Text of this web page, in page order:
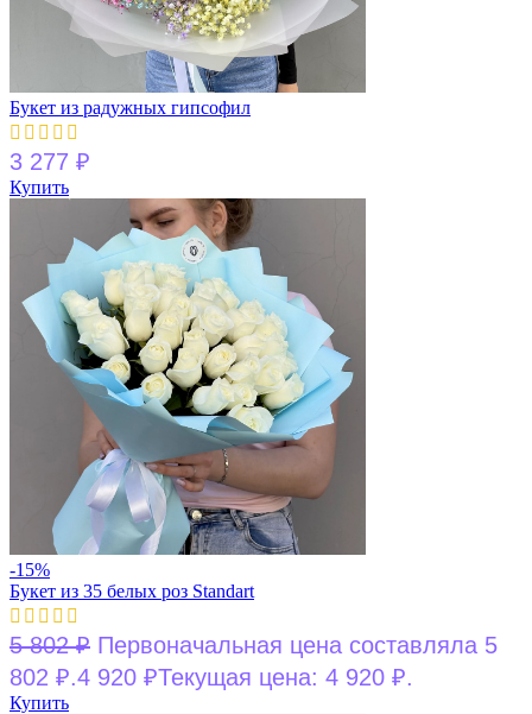
Букет из радужных гипсофил
3 277 ₽
Купить
-15%
Букет из 35 белых роз Standart
5 802₽ Первоначальная цена составляла 5
802 ₽.4 920 ₽Текущая цена: 4 920 ₽.
Купить